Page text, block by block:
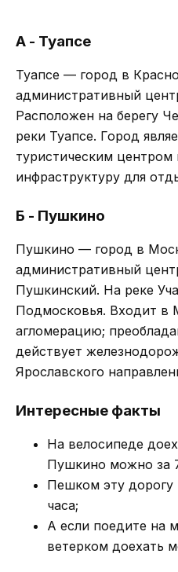
А - Туапсе
Туапсе — город в
административный
Расположен на берегу
реки Туапсе. Город
туристическим
инфраструктуру для
Б - Пушкино
Пушкино — город в
административный
Пушкинский. На реке
Подмосковья. Входит в
агломерацию;
действует
Ярославского
Интересные факты
На велосипеде
Пушкино можно за
Пешком эту дорогу
часа;
А если поедите на
ветерком доехать